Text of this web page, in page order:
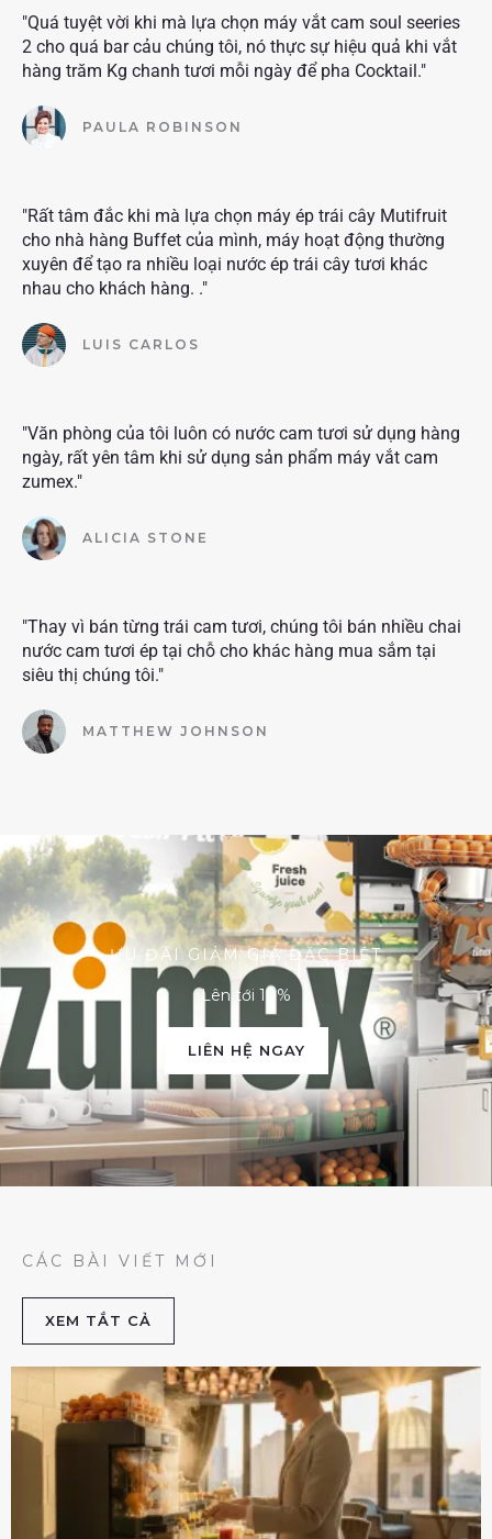
"Quá tuyệt vời khi mà lựa chọn máy vắt cam soul seeries
2 cho quá bar cảu chúng tôi, nó thực sự hiệu quả khi vắt
hàng trăm Kg chanh tươi mỗi ngày để pha Cocktail."
PAULA ROBINSON
"Rất tâm đắc khi mà lựa chọn máy ép trái cây Mutifruit
cho nhà hàng Buffet của mình, máy hoạt động thường
xuyên để tạo ra nhiều loại nước ép trái cây tươi khác
nhau cho khách hàng. ."
LUIS CARLOS
"Văn phòng của tôi luôn có nước cam tươi sử dụng hàng
ngày, rất yên tâm khi sử dụng sản phẩm máy vắt cam
zumex."
ALICIA STONE
"Thay vì bán từng trái cam tươi, chúng tôi bán nhiều chai
nước cam tươi ép tại chỗ cho khác hàng mua sắm tại
siêu thị chúng tôi."
MATTHEW JOHNSON
ƯU ĐÃI GIẢM GIÁ ĐẶC BIỆT
Lên tới 10%
LIÊN HỆ NGAY
CÁC BÀI VIẾT MỚI
XEM TẮT CẢ